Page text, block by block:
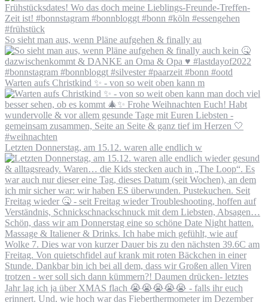
So sieht man aus, wenn Pläne aufgehen & finally au
Warten aufs Christkind ✨ - von so weit oben kann m
Letzten Donnerstag, am 15.12. waren alle endlich w